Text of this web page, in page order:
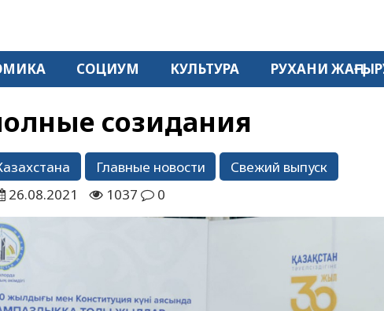
СОЦИУМ КУЛЬТУРА РУХАНИ
созидания
Главные новости
Свежий выпуск
26.08.2021
1037 0